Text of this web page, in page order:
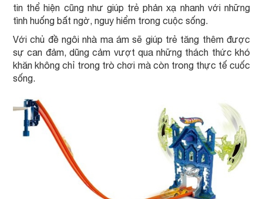
tin thể hiện cũng như giúp trẻ phản xạ nhanh với những
tình huống bất ngờ, nguy hiểm trong cuộc sống.
Với chủ đề ngôi nhà ma ám sẽ giúp trẻ tăng thêm được
sự can đảm, dũng cảm vượt qua những thách thức khó
khăn không chỉ trong trò chơi mà còn trong thực tế cuốc
sống.